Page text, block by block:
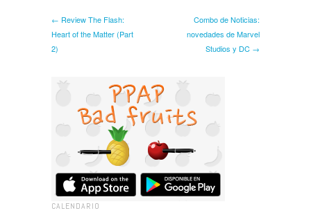
← Review The Flash:
Heart of the Matter (Part
2)
Combo de Noticias:
novedades de Marvel
Studios y DC →
CALENDARIO